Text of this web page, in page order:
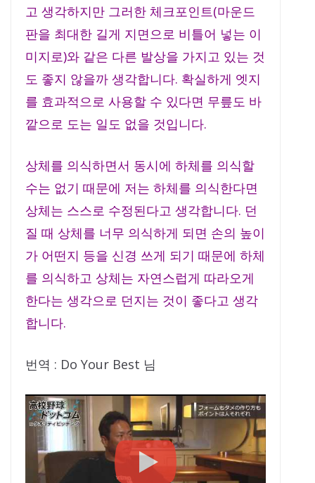
고 생각하지만 그러한 체크포인트(마운드
판을 최대한 길게 지면으로 비틀어 넣는 이
미지로)와 같은 다른 발상을 가지고 있는 것
도 좋지 않을까 생각합니다. 확실하게 엣지
를 효과적으로 사용할 수 있다면 무릎도 바
깥으로 도는 일도 없을 것입니다.
상체를 의식하면서 동시에 하체를 의식할
수는 없기 때문에 저는 하체를 의식한다면
상체는 스스로 수정된다고 생각합니다. 던
질 때 상체를 너무 의식하게 되면 손의 높이
가 어떤지 등을 신경 쓰게 되기 때문에 하체
를 의식하고 상체는 자연스럽게 따라오게
한다는 생각으로 던지는 것이 좋다고 생각
합니다.
번역 : Do Your Best 님